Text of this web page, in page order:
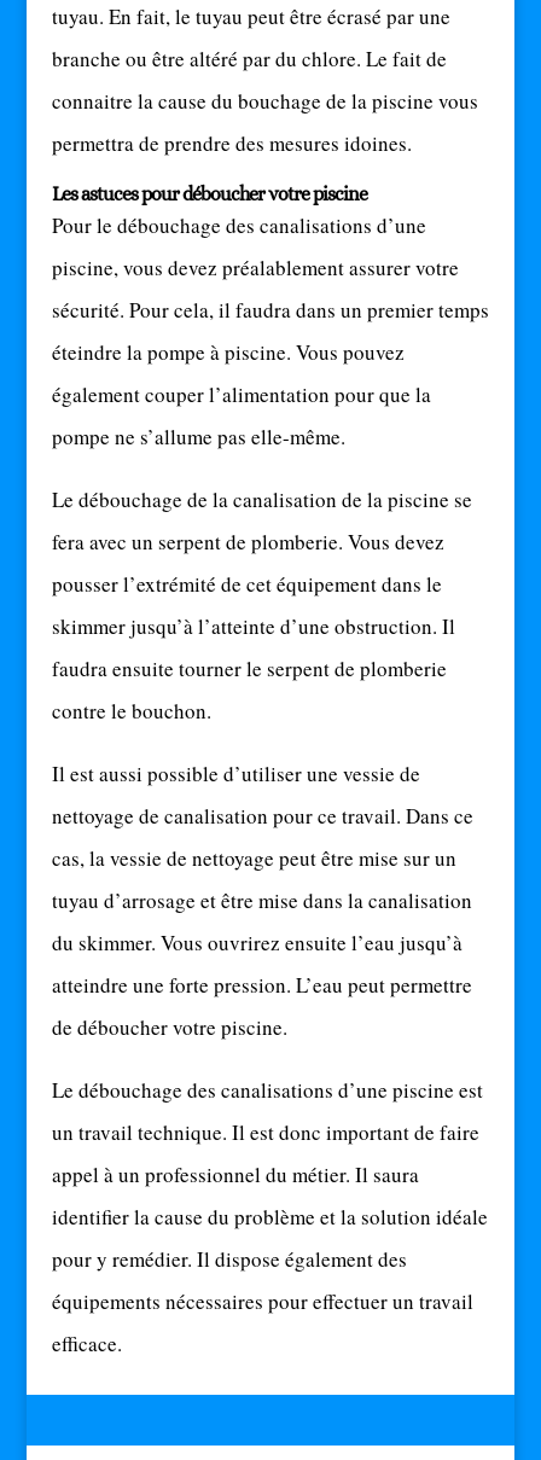
tuyau. En fait, le tuyau peut être écrasé par une
branche ou être altéré par du chlore. Le fait de
connaitre la cause du bouchage de la piscine vous
permettra de prendre des mesures idoines.
Les astuces pour déboucher votre piscine
Pour le débouchage des canalisations d’une
piscine, vous devez préalablement assurer votre
sécurité. Pour cela, il faudra dans un premier temps
éteindre la pompe à piscine. Vous pouvez
également couper l’alimentation pour que la
pompe ne s’allume pas elle-même.
Le débouchage de la canalisation de la piscine se
fera avec un serpent de plomberie. Vous devez
pousser l’extrémité de cet équipement dans le
skimmer jusqu’à l’atteinte d’une obstruction. Il
faudra ensuite tourner le serpent de plomberie
contre le bouchon.
Il est aussi possible d’utiliser une vessie de
nettoyage de canalisation pour ce travail. Dans ce
cas, la vessie de nettoyage peut être mise sur un
tuyau d’arrosage et être mise dans la canalisation
du skimmer. Vous ouvrirez ensuite l’eau jusqu’à
atteindre une forte pression. L’eau peut permettre
de déboucher votre piscine.
Le débouchage des canalisations d’une piscine est
un travail technique. Il est donc important de faire
appel à un professionnel du métier. Il saura
identifier la cause du problème et la solution idéale
pour y remédier. Il dispose également des
équipements nécessaires pour effectuer un travail
efficace.